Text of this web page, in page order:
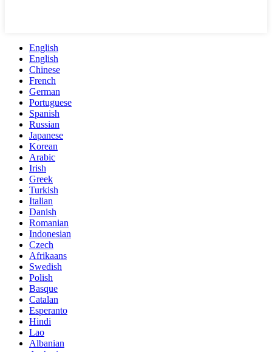
English
English
Chinese
French
German
Portuguese
Spanish
Russian
Japanese
Korean
Arabic
Irish
Greek
Turkish
Italian
Danish
Romanian
Indonesian
Czech
Afrikaans
Swedish
Polish
Basque
Catalan
Esperanto
Hindi
Lao
Albanian